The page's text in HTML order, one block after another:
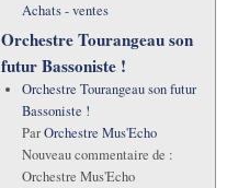
Achats - ventes
Orchestre Tourangeau son
futur Bassoniste !
Orchestre Tourangeau son futur
Bassoniste !
ParOrchestre Mus'Echo
Nouveau commentaire de :
Orchestre Mus'Echo